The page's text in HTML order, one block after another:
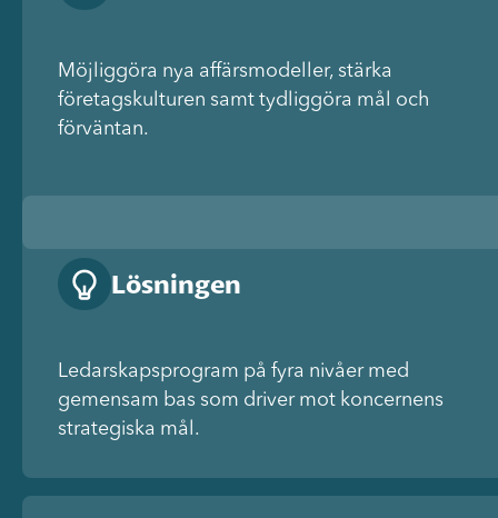
Möjliggöra nya affärsmodeller, stärka
företagskulturen samt tydliggöra mål och
förväntan.
Lösningen
Ledarskapsprogram på fyra nivåer med
gemensam bas som driver mot koncernens
strategiska mål.